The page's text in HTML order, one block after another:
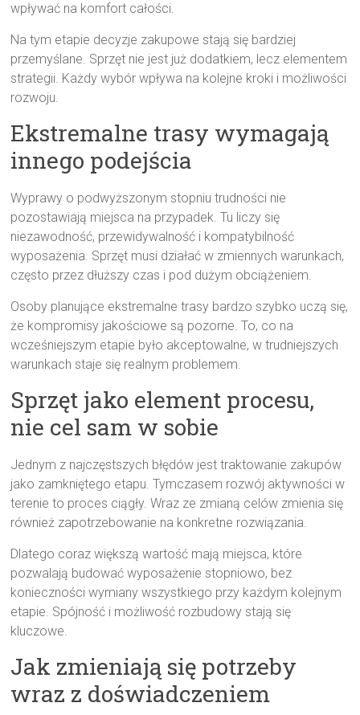
wpływać na komfort całości.
Na tym etapie decyzje zakupowe stają się bardziej
przemyślane. Sprzęt nie jest już dodatkiem, lecz elementem
strategii. Każdy wybór wpływa na kolejne kroki i możliwości
rozwoju.
Ekstremalne trasy wymagają
innego podejścia
Wyprawy o podwyższonym stopniu trudności nie
pozostawiają miejsca na przypadek. Tu liczy się
niezawodność, przewidywalność i kompatybilność
wyposażenia. Sprzęt musi działać w zmiennych warunkach,
często przez dłuższy czas i pod dużym obciążeniem.
Osoby planujące ekstremalne trasy bardzo szybko uczą się,
że kompromisy jakościowe są pozorne. To, co na
wcześniejszym etapie było akceptowalne, w trudniejszych
warunkach staje się realnym problemem.
Sprzęt jako element procesu,
nie cel sam w sobie
Jednym z najczęstszych błędów jest traktowanie zakupów
jako zamkniętego etapu. Tymczasem rozwój aktywności w
terenie to proces ciągły. Wraz ze zmianą celów zmienia się
również zapotrzebowanie na konkretne rozwiązania.
Dlatego coraz większą wartość mają miejsca, które
pozwalają budować wyposażenie stopniowo, bez
konieczności wymiany wszystkiego przy każdym kolejnym
etapie. Spójność i możliwość rozbudowy stają się
kluczowe.
Jak zmieniają się potrzeby
wraz z doświadczeniem